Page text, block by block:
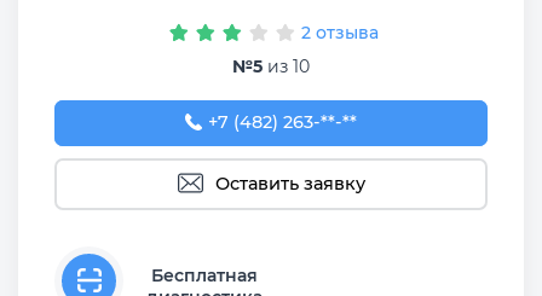
2 отзыва
№5 из 10
+7 (482) 263-31-14
+7 (482) 263-**-**
Оставить заявку
Бесплатная